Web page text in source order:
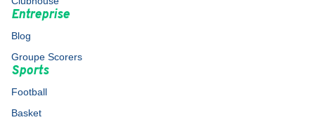
Entreprise
Blog
Groupe Scorers
Sports
Football
Basket